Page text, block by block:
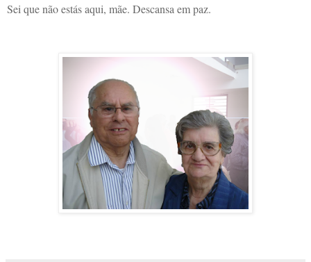
Sei que não estás aqui, mãe. Descansa em paz.